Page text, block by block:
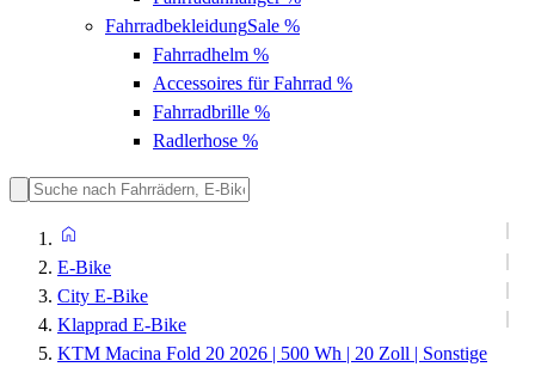
FahrradbekleidungSale %
Fahrradhelm %
Accessoires für Fahrrad %
Fahrradbrille %
Radlerhose %
E-Bike
City E-Bike
Klapprad E-Bike
KTM Macina Fold 20 2026 | 500 Wh | 20 Zoll | Sonstige